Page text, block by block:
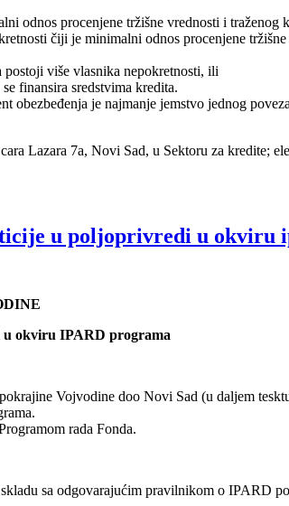
odnos procenjene tržišne vrednosti i traženog
čiji je minimalni odnos procenjene
postoji više vlasnika nepokretnosti, ili
finansira sredstvima kredita.
je najmanje jemstvo jednog
Lazara 7a, Novi Sad, u Sektoru za
u poljoprivredi u okviru
u okviru IPARD programa
Vojvodine doo Novi Sad (u daljem
rada Fonda.
sa odgovarajućim pravilnikom o IPARD